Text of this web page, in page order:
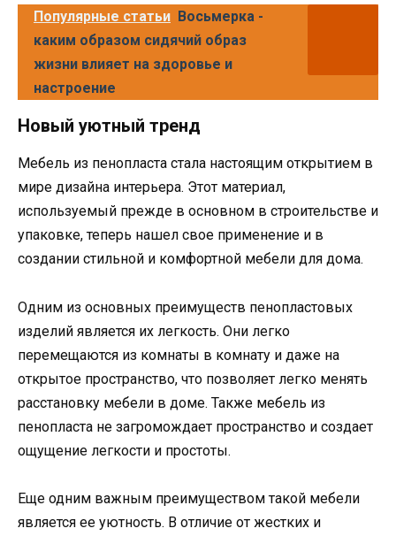
Популярные статьи Восьмерка -
каким образом сидячий образ
жизни влияет на здоровье и
настроение
Новый уютный тренд
Мебель из пенопласта стала настоящим открытием в
мире дизайна интерьера. Этот материал,
используемый прежде в основном в строительстве и
упаковке, теперь нашел свое применение и в
создании стильной и комфортной мебели для дома.
Одним из основных преимуществ пенопластовых
изделий является их легкость. Они легко
перемещаются из комнаты в комнату и даже на
открытое пространство, что позволяет легко менять
расстановку мебели в доме. Также мебель из
пенопласта не загромождает пространство и создает
ощущение легкости и простоты.
Еще одним важным преимуществом такой мебели
является ее уютность. В отличие от жестких и